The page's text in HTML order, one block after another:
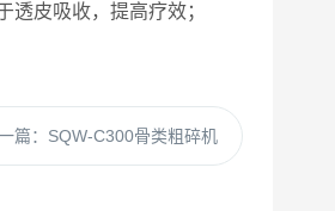
皮吸收，提高疗效；
篇： SQW-C300骨类粗碎机